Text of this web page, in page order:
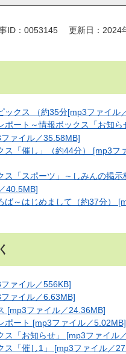
ID：0053145 更新日：2024
ックス （約35分[mp3ファイル
ポート～情報ボックス「お知ら
ァイル／35.58MB]
ス「催し」（約44分） [mp3フ
ス「スポーツ」～しみんの掲示
40.5MB]
ば～はじめまして（約37分）
ァイル／556KB]
ァイル／6.63MB]
[mp3ファイル／24.36MB]
ポート [mp3ファイル／5.02MB]
ス「お知らせ」 [mp3ファイル
ス「催し1」 [mp3ファイル／